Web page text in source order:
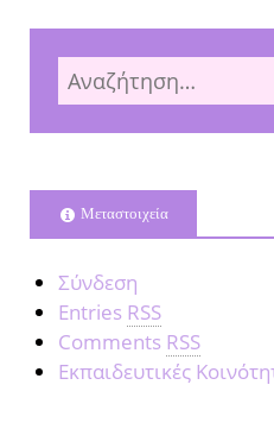
Μεταστοιχεία
Σύνδεση
Entries RSS
Comments RSS
Εκπαιδευτικές